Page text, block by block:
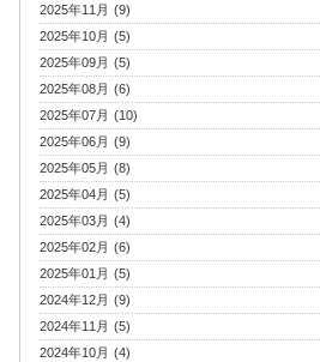
2025年11月 (9)
2025年10月 (5)
2025年09月 (5)
2025年08月 (6)
2025年07月 (10)
2025年06月 (9)
2025年05月 (8)
2025年04月 (5)
2025年03月 (4)
2025年02月 (6)
2025年01月 (5)
2024年12月 (9)
2024年11月 (5)
2024年10月 (4)